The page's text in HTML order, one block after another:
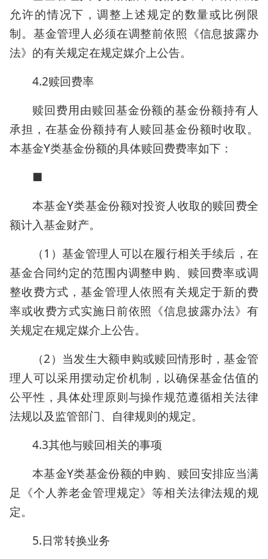
允许的情况下，调整上述规定的数量或比例限
制。基金管理人必须在调整前依照《信息披露办
法》的有关规定在规定媒介上公告。
4.2赎回费率
赎回费用由赎回基金份额的基金份额持有人
承担，在基金份额持有人赎回基金份额时收取。
本基金Y类基金份额的具体赎回费费率如下：
■
本基金Y类基金份额对投资人收取的赎回费全
额计入基金财产。
（1）基金管理人可以在履行相关手续后，在
基金合同约定的范围内调整申购、赎回费率或调
整收费方式，基金管理人依照有关规定于新的费
率或收费方式实施日前依照《信息披露办法》有
关规定在规定媒介上公告。
（2）当发生大额申购或赎回情形时，基金管
理人可以采用摆动定价机制，以确保基金估值的
公平性，具体处理原则与操作规范遵循相关法律
法规以及监管部门、自律规则的规定。
4.3其他与赎回相关的事项
本基金Y类基金份额的申购、赎回安排应当满
足《个人养老金管理规定》等相关法律法规的规
定。
5.日常转换业务